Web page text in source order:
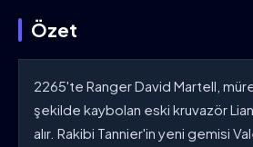
Özet
2265'te Ranger David Martell,
şekilde kaybolan eski kruvazör
alır. Rakibi Tannier'in yeni gemisi